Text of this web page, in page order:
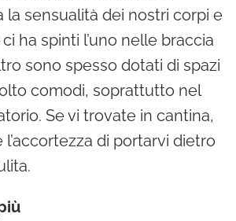
sensualità dei nostri corpi e
ha spinti l’uno nelle braccia
sono spesso dotati di spazi
comodi, soprattutto nel
Se vi trovate in cantina,
l’accortezza di portarvi dietro